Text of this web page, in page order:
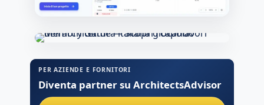
PER AZIENDE E FORNITORI
Diventa partner su ArchitectsAdvisor